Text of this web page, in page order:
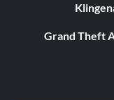
Grand Theft